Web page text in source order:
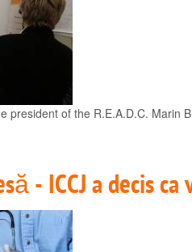
president of the R.E.A.D.C.
- ICCJ a decis